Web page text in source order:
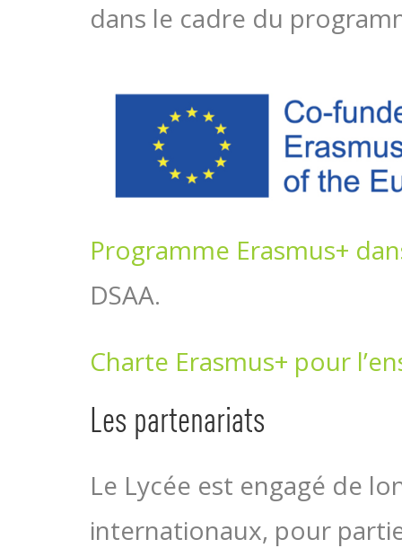
dans le cadre du
Programme Erasmus+
DSAA.
Charte Erasmus+ pour
Les partenariats
Le Lycée est engagé de
internationaux, pour